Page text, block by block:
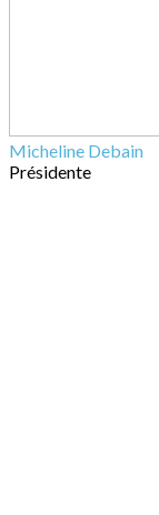
Micheline Debain
Présidente